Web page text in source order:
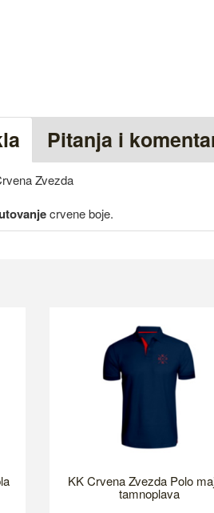
Pitanja i
Zvezda
crvene boje.
KK Crvena Zvezda Polo
tamnoplava